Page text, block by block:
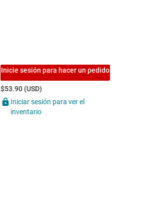
Inicie sesión para hacer un pedido
$53.90 (USD)
Iniciar sesión para ver el
inventario